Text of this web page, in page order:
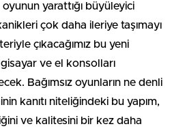
yarattığı büyüleyici
çok daha ileriye taşımayı
çıkacağımız bu yeni
ve el konsolları
Bağımsız oyunların ne denli
kanıtı niteliğindeki bu yapım,
ve kalitesini bir kez daha